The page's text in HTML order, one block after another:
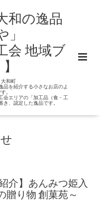
和の逸品
」
会 地域ブ
和町
品を紹介する小さなお店のよ
。
会エリアの「加工品（食・工
き、認定した逸品です。
介】あんみつ姫入
贈り物 創菓苑～